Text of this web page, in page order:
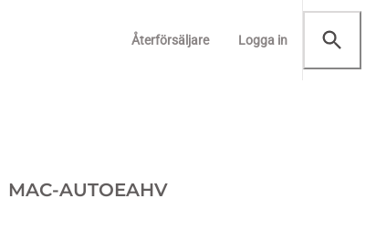
Återförsäljare Logga in
MAC-AUTOEAHV